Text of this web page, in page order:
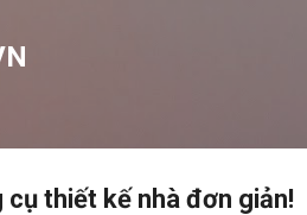
thiết kế nhà đơn giản!